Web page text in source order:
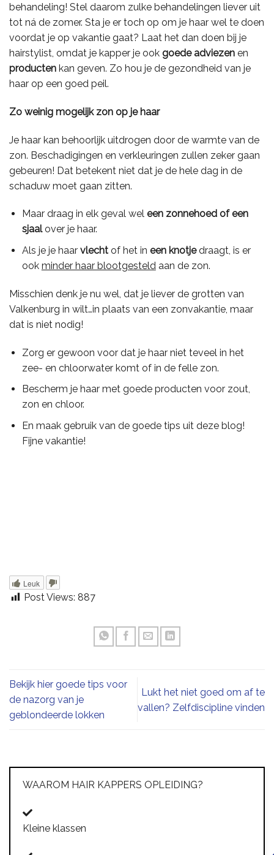
behandeling! Stel daarom zulke behandelingen liever uit
tot ná de zomer. Sta je er toch op om je haar wel te doen
voordat je op vakantie gaat? Laat het dan doen bij je
hairstylist, omdat je kapper je ook goede adviezen en
producten kan geven. Zo hou je de gezondheid van je
haar op een goed peil.
Zo weinig mogelijk zon op je haar
Je haar kan behoorlijk uitdrogen door de warmte van de
zon. Beschadigingen en verkleuringen zullen zeker gaan
gebeuren! Dat betekent niet dat je de hele dag in de
schaduw moet gaan zitten.
Maar draag in elk geval wel een zonnehoed of een
sjaalover je haar.
Als je je haar vlechtof het in een knotjedraagt, is er
ook minder haar blootgesteldaan de zon.
Misschien denk je nu wel, dat je liever de grotten van
Valkenburg in wilt…in plaats van een zonvakantie, maar
dat is niet nodig!
Zorg er gewoon voor dat je haar niet teveel in het
zee- en chloorwater komt of in de felle zon.
Bescherm je haar met goede producten voor zout,
zon en chloor.
En maak gebruik van de goede tips uit deze blog!
Fijne vakantie!
Leuk
Post Views: 887
Bekijk hier goede tips voor
de nazorg van je
geblondeerde lokken
Lukt het niet goed om af te
vallen? Zelfdiscipline vinden
WAAROM HAIR KAPPERS OPLEIDING?
Kleine klassen